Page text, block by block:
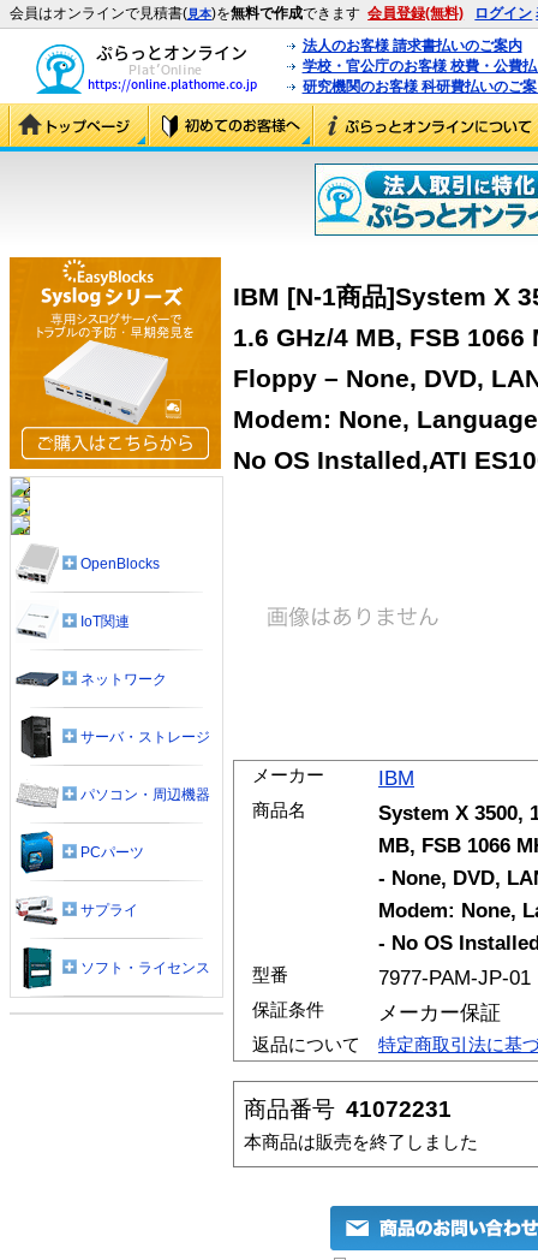
会員はオンラインで見積書(見本)を無料で作成できます 会員登録(無料) ログイン
法人のお客様 請求書払いのご案内
学校・官公庁のお客様 校費・公費
研究機関のお客様 科研費払いのご
IBM [N-1商品]System X
1.6 GHz/4 MB, FSB 1066
Floppy – None, DVD,
Modem: None,
No OS Installed,ATI
メーカー IBM
商品名
System X 3500,
MB, FSB 1066
- None, DVD,
Modem: None,
- No OS
型番 7977-PAM-JP-01
保証条件 メーカー保証
返品について 特定商取引法に基
商品番号 41072231
本商品は販売を終了しました
OpenBlocks
IoT関連
ネットワーク
サーバ・ストレージ
パソコン・周辺機器
PCパーツ
サプライ
ソフト・ライセンス